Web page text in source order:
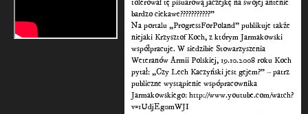
tolerował tę pisuarową jaczejkę na swojej antenie
bardzo ciekawe???????????”
Na portalu „ProgressForPoland” publikuje także
niejaki Krzysztof Koch, z którym Jarmakowski
współpracuje. W siedzibie Stowarzyszenia
Weteranów Armii Polskiej, 19.10.2008 roku Koch
pytał: „Czy Lech Kaczyński jest gejem?” – patrz
publiczne wystąpienie wspópracownika
Jarmakowskiego: http://www.youtube.com/watch?
v=1UdjEg0mWJI